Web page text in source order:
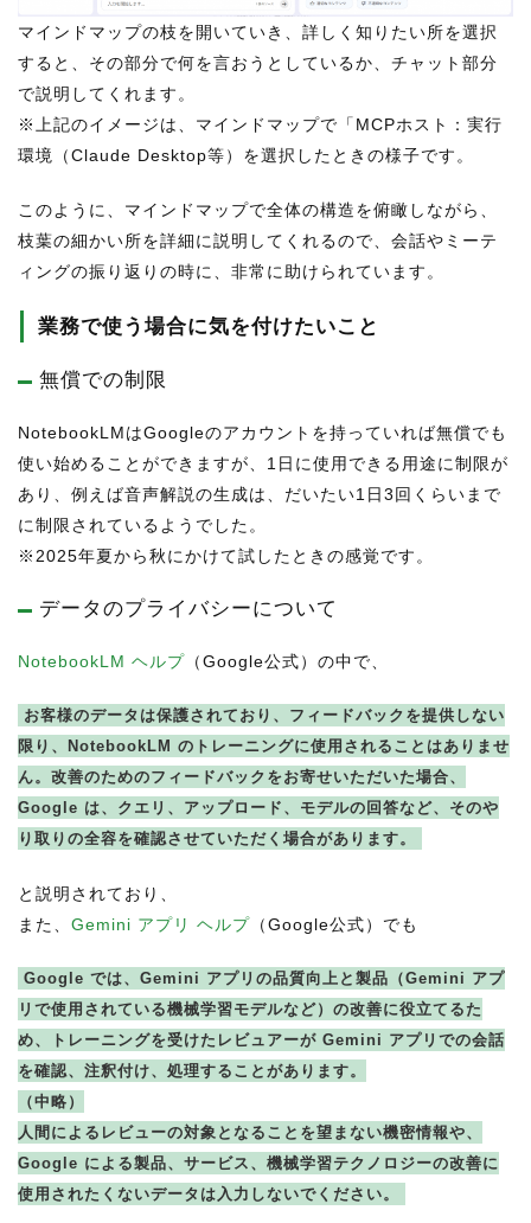
マインドマップの枝を開いていき、詳しく知りたい所を選択
すると、その部分で何を言おうとしているか、チャット部分
で説明してくれます。
※上記のイメージは、マインドマップで「MCPホスト：実行
環境（Claude Desktop等）を選択したときの様子です。
このように、マインドマップで全体の構造を俯瞰しながら、
枝葉の細かい所を詳細に説明してくれるので、会話やミーテ
ィングの振り返りの時に、非常に助けられています。
業務で使う場合に気を付けたいこと
無償での制限
NotebookLMはGoogleのアカウントを持っていれば無償でも
使い始めることができますが、1日に使用できる用途に制限が
あり、例えば音声解説の生成は、だいたい1日3回くらいまで
に制限されているようでした。
※2025年夏から秋にかけて試したときの感覚です。
データのプライバシーについて
NotebookLM ヘルプ （Google公式）の中で、
お客様のデータは保護されており、フィードバックを提供しない
限り、NotebookLM のトレーニングに使用されることはありませ
ん。改善のためのフィードバックをお寄せいただいた場合、
Google は、クエリ、アップロード、モデルの回答など、そのや
り取りの全容を確認させていただく場合があります。
と説明されており、
また、 Gemini アプリ ヘルプ （Google公式）でも
Google では、Gemini アプリの品質向上と製品（Gemini アプ
リで使用されている機械学習モデルなど）の改善に役立てるた
め、トレーニングを受けたレビュアーが Gemini アプリでの会話
を確認、注釈付け、処理することがあります。
（中略）
人間によるレビューの対象となることを望まない機密情報や、
Google による製品、サービス、機械学習テクノロジーの改善に
使用されたくないデータは入力しないでください。